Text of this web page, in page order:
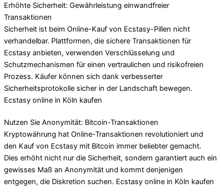
Erhöhte Sicherheit: Gewährleistung einwandfreier
Transaktionen
Sicherheit ist beim Online-Kauf von Ecstasy-Pillen nicht
verhandelbar. Plattformen, die sichere Transaktionen für
Ecstasy anbieten, verwenden Verschlüsselung und
Schutzmechanismen für einen vertraulichen und risikofreien
Prozess. Käufer können sich dank verbesserter
Sicherheitsprotokolle sicher in der Landschaft bewegen.
Ecstasy online in Köln kaufen
Nutzen Sie Anonymität: Bitcoin-Transaktionen
Kryptowährung hat Online-Transaktionen revolutioniert und
den Kauf von Ecstasy mit Bitcoin immer beliebter gemacht.
Dies erhöht nicht nur die Sicherheit, sondern garantiert auch ein
gewisses Maß an Anonymität und kommt denjenigen
entgegen, die Diskretion suchen. Ecstasy online in Köln kaufen